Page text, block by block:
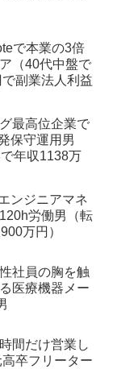
で本業の3倍
（40代中盤で
副業法人利益
最高位企業で
保守運用男
年収1138万
ンジニアマネ
労働男（転
万円）
社員の胸を触
医療機器メー
間だけ営業し
卒フリーター